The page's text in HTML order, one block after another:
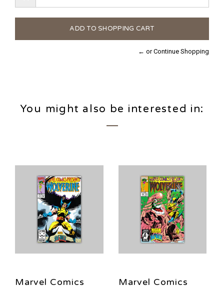
← or Continue Shopping
You might also be interested in:
Marvel Comics
Marvel Comics